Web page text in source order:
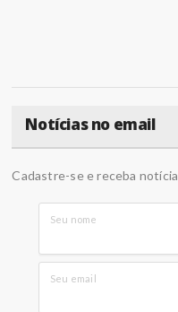
Notícias no email
Cadastre-se e receba
Seu nome
Seu email